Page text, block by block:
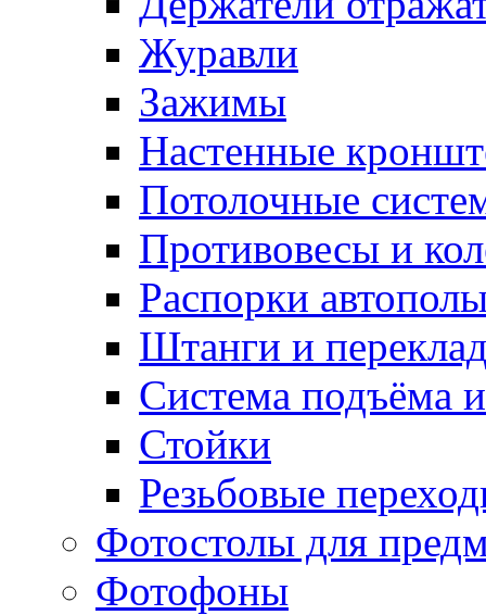
Журавли
Зажимы
Настенные
Потолочные
Противовесы и
Распорки
Штанги и
Система подъёма
Стойки
Резьбовые
Фотостолы для
Фотофоны